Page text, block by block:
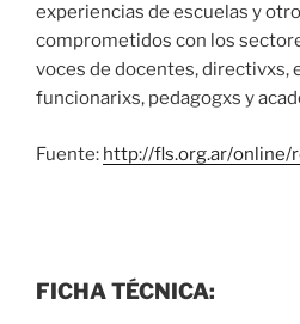
experiencias de escuelas y
comprometidos con los
voces de docentes, directivxs,
funcionarixs, pedagogxs y
Fuente: http://fls.org.ar/
FICHA TÉCNICA: